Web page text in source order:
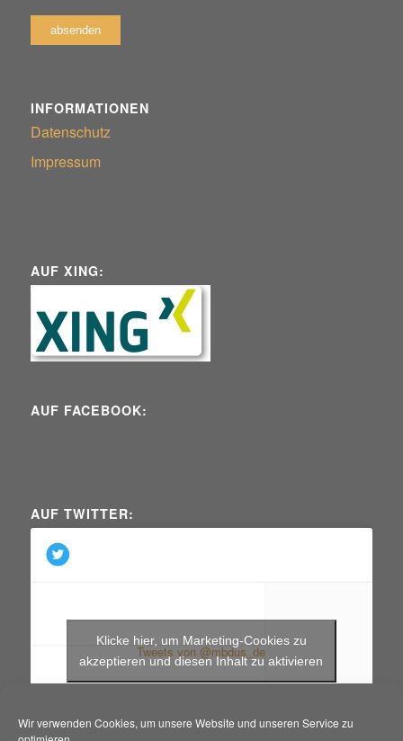
Wir verwenden Cookies, um unsere Website und unseren Service zu
INFORMATIONEN
Datenschutz
Impressum
AUF XING:
AUF FACEBOOK:
AUF TWITTER:
Tweets von @mbdus_de
Klicke hier, um Marketing-Cookies zu
akzeptieren und diesen Inhalt zu aktivieren